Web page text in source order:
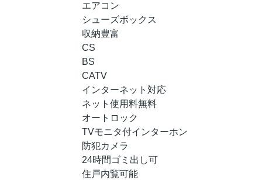
エアコン
シューズボックス
収納豊富
CS
BS
CATV
インターネット対応
ネット使用料無料
オートロック
TVモニタ付インターホン
防犯カメラ
24時間ゴミ出し可
住戸内覧可能